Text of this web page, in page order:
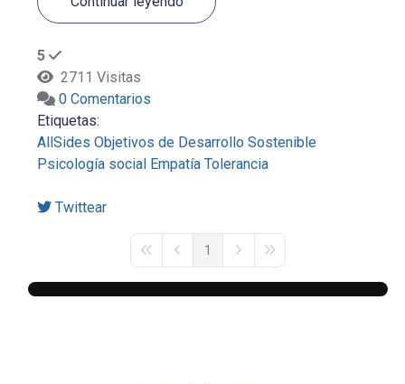
5
2711 Visitas
0 Comentarios
Etiquetas:
AllSides Objetivos de Desarrollo Sostenible
Psicología social Empatía Tolerancia
Twittear
First PagePrevious Page
1
Next PageLast Page